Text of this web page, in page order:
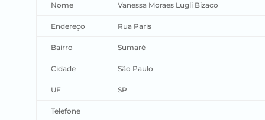
Nome Vanessa Moraes LugliBizaco
Endereço Rua Paris
Bairro Sumaré
Cidade São Paulo
UF SP
Telefone